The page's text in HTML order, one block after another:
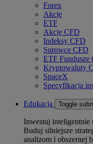
Forex
Akcje
ETF
Akcje CFD
Indeksy CFD
Surowce CFD
ETF Fundusze
Kryptowaluty
SpaceX
Specyfikacja
Edukacja Toggle
Inwestuj inteligentnie
Buduj silniejsze
analizom i obszernej